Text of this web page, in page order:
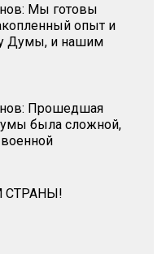
Мы готовы
опыт и
Думы, и нашим
Прошедшая
была сложной,
СТРАНЫ!